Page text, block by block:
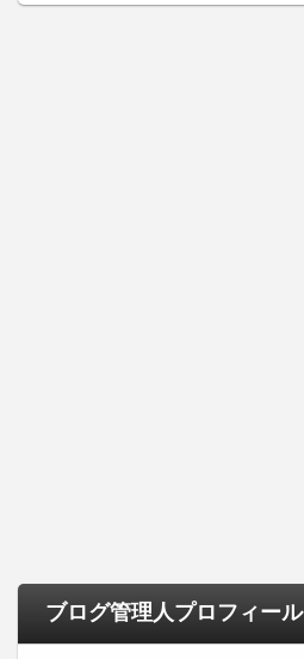
ブログ管理人プロフィール